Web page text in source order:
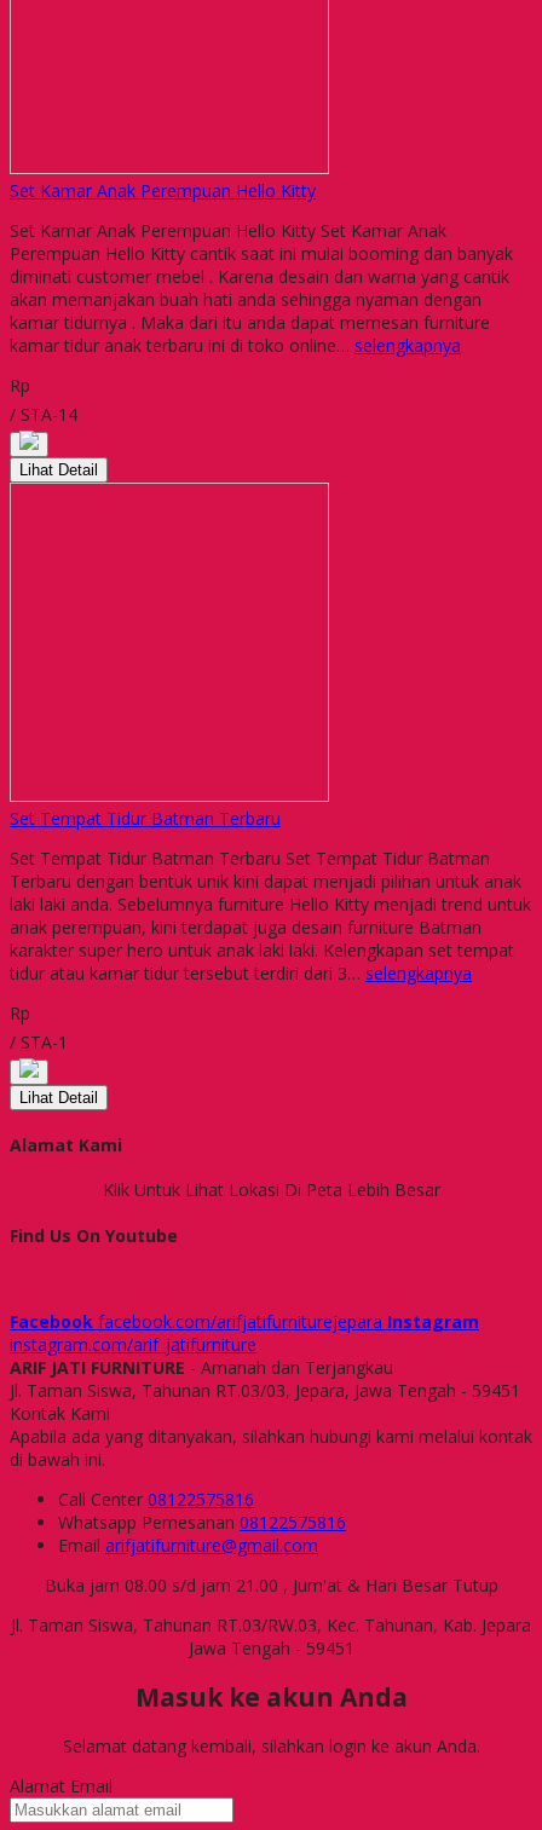
Set Kamar Anak Perempuan Hello Kitty
Set Kamar Anak Perempuan Hello Kitty Set Kamar Anak
Perempuan Hello Kitty cantik saat ini mulai booming dan banyak
diminati customer mebel . Karena desain dan warna yang cantik
akan memanjakan buah hati anda sehingga nyaman dengan
kamar tidurnya . Maka dari itu anda dapat memesan furniture
kamar tidur anak terbaru ini di toko online… selengkapnya
Rp
/ STA-14
Lihat Detail
Set Tempat Tidur Batman Terbaru
Set Tempat Tidur Batman Terbaru Set Tempat Tidur Batman
Terbaru dengan bentuk unik kini dapat menjadi pilihan untuk anak
laki laki anda. Sebelumnya furniture Hello Kitty menjadi trend untuk
anak perempuan, kini terdapat juga desain furniture Batman
karakter super hero untuk anak laki laki. Kelengkapan set tempat
tidur atau kamar tidur tersebut terdiri dari 3… selengkapnya
Rp
/ STA-1
Lihat Detail
Alamat Kami
Klik Untuk Lihat Lokasi Di Peta Lebih Besar
Find Us On Youtube
Facebook facebook.com/arifjatifurniturejepara Instagram
instagram.com/arif_jatifurniture
ARIF JATI FURNITURE - Amanah dan Terjangkau
Jl. Taman Siswa, Tahunan RT.03/03, Jepara, Jawa Tengah - 59451
Kontak Kami
Apabila ada yang ditanyakan, silahkan hubungi kami melalui kontak
di bawah ini.
Call Center 08122575816
Whatsapp Pemesanan 08122575816
Email arifjatifurniture@gmail.com
Buka jam 08.00 s/d jam 21.00 , Jum'at & Hari Besar Tutup
Jl. Taman Siswa, Tahunan RT.03/RW.03, Kec. Tahunan, Kab. Jepara
Jawa Tengah - 59451
Masuk ke akun Anda
Selamat datang kembali, silahkan login ke akun Anda.
Alamat Email